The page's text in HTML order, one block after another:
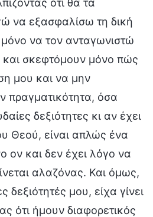
να εξασφαλίσω τη δική
να τον ανταγωνιστώ
και σκεφτόμουν μόνο πώς
μου και να μην
πραγματικότητα, όσα
δεξιότητες κι αν έχει
Θεού, είναι απλώς ένα
ον και δεν έχει λόγο να
αλαζόνας. Και όμως,
δεξιότητές μου, είχα γίνει
ότι ήμουν διαφορετικός